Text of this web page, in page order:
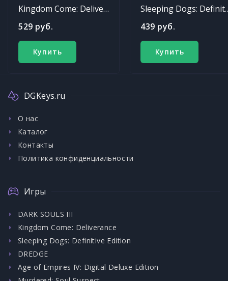
Kingdom Come: Deliverance
529 руб.
Купить
Sleeping
439 руб.
Купить
DGKeys.ru
О нас
Каталог
Контакты
Политика конфиденциальности
Игры
DARK SOULS III
Kingdom Come: Deliverance
Sleeping Dogs: Definitive Edition
DREDGE
Age of Empires IV: Digital Deluxe Edition